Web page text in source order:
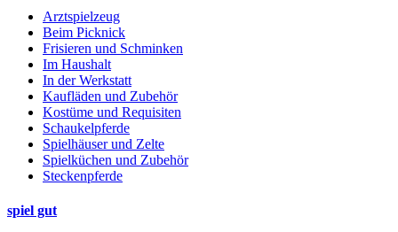
Arztspielzeug
Beim Picknick
Frisieren und Schminken
Im Haushalt
In der Werkstatt
Kaufläden und Zubehör
Kostüme und Requisiten
Schaukelpferde
Spielhäuser und Zelte
Spielküchen und Zubehör
Steckenpferde
spiel gut